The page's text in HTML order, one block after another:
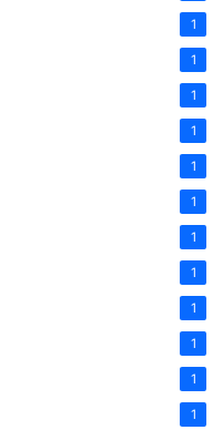
1
1
1
1
1
1
1
1
1
1
1
1